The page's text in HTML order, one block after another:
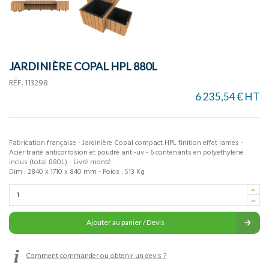
JARDINIÈRE COPAL HPL 880L
RÉF. 113298
6 235,54 € HT
Fabrication française - Jardinière Copal compact HPL finition effet lames -
Acier traité anticorrosion et poudré anti-uv - 6 contenants en polyethylene
inclus (total 880L) - Livré monté
Dim : 2840 x 1710 x 840 mm - Poids : 513 Kg
Ajouter au panier / Devis
Comment commander ou obtenir un devis ?